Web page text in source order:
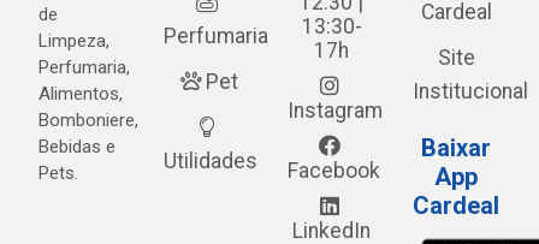
de
Limpeza,
Perfumaria,
Alimentos,
Bomboniere,
Bebidas e
Pets.
Perfumaria
Pet
Utilidades
13:30-
17h
Instagram
Facebook
LinkedIn
Cardeal
Site
Institucional
Baixar
App
Cardeal